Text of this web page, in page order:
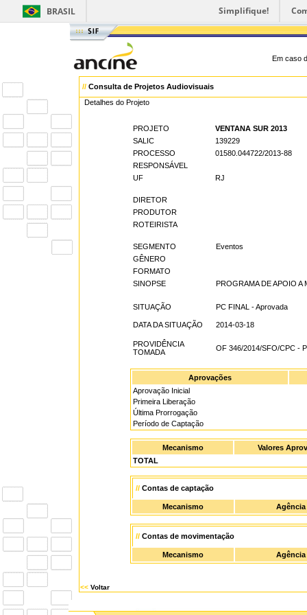
BRASIL Simplifique!
Em caso
// Consulta de Projetos Audiovisuais
Detalhes do Projeto
PROJETO
VENTANA SUR 2013
SALIC
139229
PROCESSO
01580.044722/2013-88
RESPONSÁVEL
UF
RJ
DIRETOR
PRODUTOR
ROTEIRISTA
SEGMENTO
Eventos
GÊNERO
FORMATO
SINOPSE
PROGRAMA DE APOIO A
SITUAÇÃO PC FINAL - Aprovada
DATA DA SITUAÇÃO 2014-03-18
PROVIDÊNCIA
TOMADA
OF 346/2014/SFO/CPC -
Aprovações
Aprovação Inicial
Primeira Liberação
Última Prorrogação
Período de Captação
Mecanismo
Valores
TOTAL
// Contas de captação
Mecanismo Agência
// Contas de movimentação
Mecanismo Agência
<< Voltar